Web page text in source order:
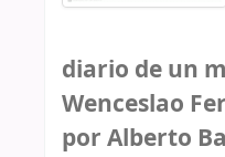
diario de un
Wenceslao
por Alberto